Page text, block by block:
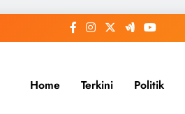
Home Terkini Politik